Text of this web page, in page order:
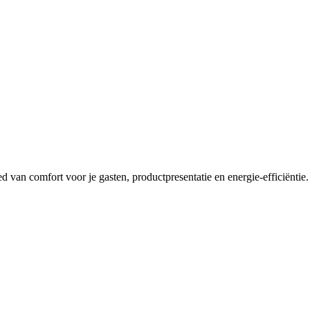
van comfort voor je gasten, productpresentatie en energie-